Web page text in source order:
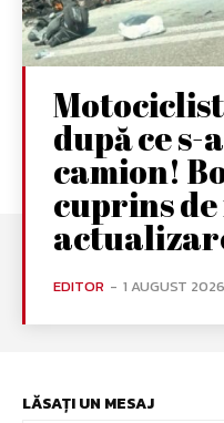
după ce s-
camion!
cuprins
EDITOR - 1 AUGUST 2026
LĂSAȚI UN MESAJ